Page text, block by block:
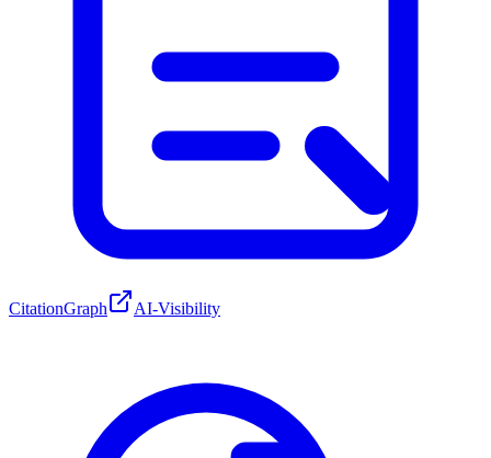
CitationGraph AI-Visibility